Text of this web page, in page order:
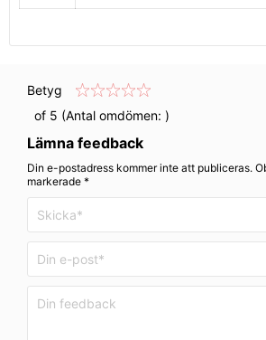
Betyg
of 5 (Antal omdömen: )
Lämna feedback
Din e-postadress kommer inte att publiceras.
markerade *